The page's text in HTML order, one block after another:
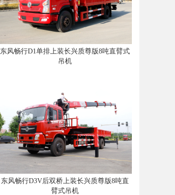
东风畅行D1单排上装长兴质尊版8吨直臂式
吊机
东风畅行D3V后双桥上装长兴质尊版8吨直
臂式吊机